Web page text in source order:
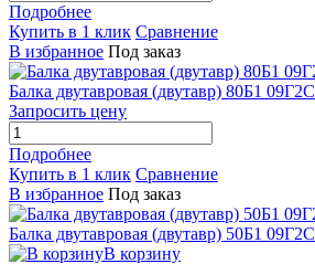
Подробнее
Купить в 1 клик Сравнение
В избранное Под заказ
Балка двутавровая (двутавр) 80Б1 09Г2С
Запросить цену
Подробнее
Купить в 1 клик Сравнение
В избранное Под заказ
Балка двутавровая (двутавр) 50Б1 09Г2С
В корзину